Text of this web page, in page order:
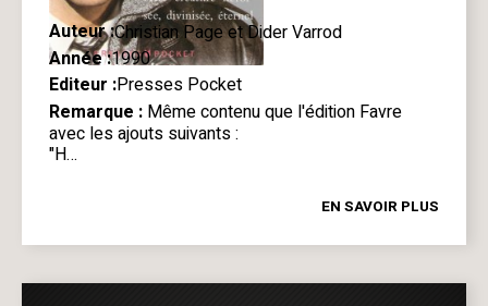
Auteur :Christian Page et Dider Varrod
Année :1990
Editeur :Presses Pocket
Remarque : Même contenu que l'édition Favre
avec les ajouts suivants :
"H…
EN SAVOIR PLUS